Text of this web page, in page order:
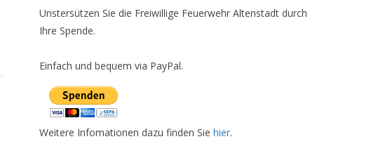
Unstersützen Sie die Freiwillige Feuerwehr Altenstadt durch
Ihre Spende.
Einfach und bequem via PayPal.
Weitere Infomationen dazu finden Sie hier.